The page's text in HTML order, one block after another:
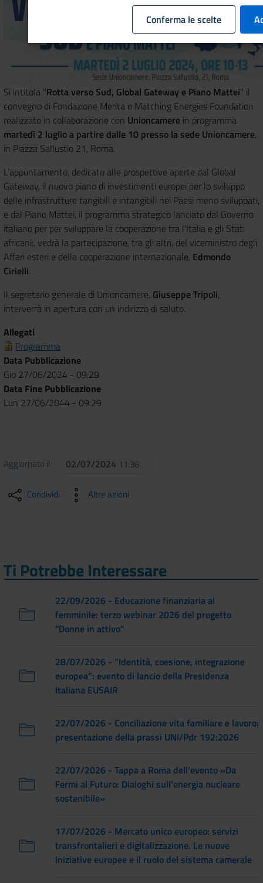
Si intitola "Rotta verso Sud, Global Gateway e Piano Mattei" il
convegno di Fondazione Merita e Matching Energies Foundation
realizzato in collaborazione con Unioncamere in programma
martedì 2 luglio a partire dalle 10 presso la sede Unioncamere,
in Piazza Sallustio 21, Roma.
L’appuntamento, dedicato alle prospettive aperte dal Global
Gateway, il nuovo piano di investimenti europei per lo sviluppo
delle infrastrutture tangibili e intangibili nei Paesi meno sviluppati,
e dal Piano Mattei, il programma strategico lanciato dal Governo
italiano per per sviluppare la cooperazione tra l'Italia e gli Stati
africani:, vedrà la partecipazione, tra gli altri, del viceministro degli
Affari esteri e della cooperazione internazionale, Edmondo
Cirielli.
Il segretario generale di Unioncamere, Giuseppe Tripoli,
interverrà in apertura con un indirizzo di saluto.
Allegati
Programma
Data Pubblicazione
Gio 27/06/2024 - 09:29
Data Fine Pubblicazione
Lun 27/06/2044 - 09:29
Aggiornato il 02/07/2024 11:36
Condividi Altre azioni
Ti Potrebbe Interessare
22/09/2026 - Educazione finanziaria al
femminile: terzo webinar 2026 del progetto
"Donne in attivo"
28/07/2026 - “Identità, coesione, integrazione
europea”: evento di lancio della Presidenza
Italiana EUSAIR
22/07/2026 - Conciliazione vita familiare e lavoro:
presentazione della prassi UNI/Pdr 192:2026
22/07/2026 - Tappa a Roma dell'evento «Da
Fermi al Futuro: Dialoghi sull'energia nucleare
sostenibile»
17/07/2026 - Mercato unico europeo: servizi
transfrontalieri e digitalizzazione. Le nuove
iniziative europee e il ruolo del sistema camerale
Conferma le scelte